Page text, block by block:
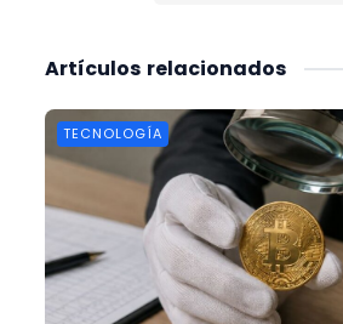
relacionados
Artículos
TECNOLOGÍA